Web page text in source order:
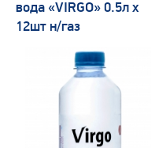
вода «VIRGO» 0.5л х
12шт н/газ